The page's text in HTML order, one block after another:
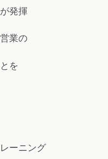
発揮
業の
を
ーニング